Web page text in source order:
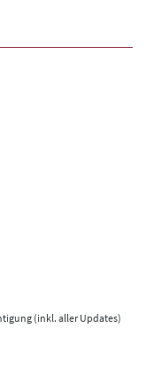
(inkl. aller Updates)